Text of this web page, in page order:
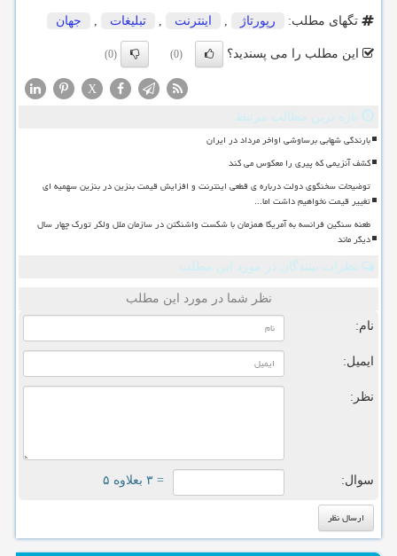
تگهای مطلب:
رپورتاژ اینترنت تبلیغات جهان
این مطلب را می پسندید؟ (0)
(0)
X
تازه ترین مطالب مرتبط
بارندگی شهابی برساوشی اواخر مرداد در ایران
کشف آنزیمی که پیری را معکوس می کند
توضیحات سخنگوی دولت درباره ی قطعی اینترنت و افزایش قیمت بنزین در بنزین سهمیه ای
تغییر قیمت نخواهیم داشت اما...
طعنه سنگین فرانسه به آمریکا همزمان با شکست واشنگتن در سازمان ملل ولکر تورک چهار سال
دیگر ماند
نظرات بینندگان در مورد این مطلب
نظر شما در مورد این مطلب
نام:
ایمیل:
نظر:
سوال: = ۳ بعلاوه ۵